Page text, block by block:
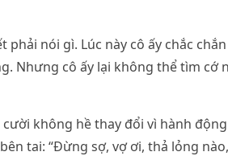
nói gì. Lúc này cô ấy chắc
Nhưng cô ấy lại không thể tìm cớ
không hề thay đổi vì hành
tai: “Đừng sợ, vợ ơi, thả lỏng